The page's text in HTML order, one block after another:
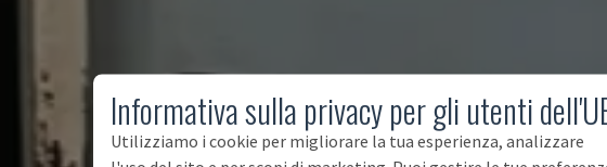
Informativa sulla privacy per gli utenti
Utilizziamo i cookie per migliorare la tua esperienza, analizzare